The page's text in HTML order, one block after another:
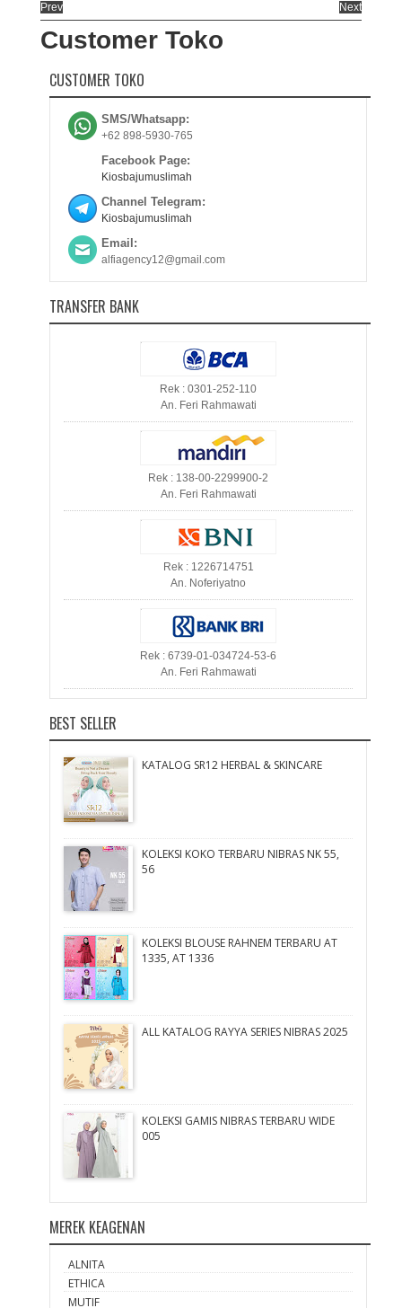
Prev Next
Customer Toko
CUSTOMER TOKO
SMS/Whatsapp:
+62 898-5930-765
Facebook Page:
Kiosbajumuslimah
Channel Telegram:
Kiosbajumuslimah
Email:
alfiagency12@gmail.com
TRANSFER BANK
Rek : 0301-252-110
An. Feri Rahmawati
Rek : 138-00-2299900-2
An. Feri Rahmawati
Rek : 1226714751
An. Noferiyatno
Rek : 6739-01-034724-53-6
An. Feri Rahmawati
BEST SELLER
KATALOG SR12 HERBAL & SKINCARE
KOLEKSI KOKO TERBARU NIBRAS NK 55,
56
KOLEKSI BLOUSE RAHNEM TERBARU AT
1335, AT 1336
ALL KATALOG RAYYA SERIES NIBRAS 2025
KOLEKSI GAMIS NIBRAS TERBARU WIDE
005
MEREK KEAGENAN
ALNITA
ETHICA
MUTIF